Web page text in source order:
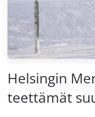
Helsingin
teettämät